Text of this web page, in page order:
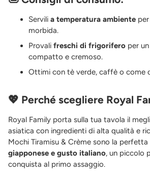
Servili a temperatura ambiente
morbida.
Provali freschi di frigorifero per
compatto e cremoso.
Ottimi con tè verde, caffè o come
💖 Perché scegliere Royal
Royal Family porta sulla tua tavola il
asiatica con ingredienti di alta qualità e
Mochi Tiramisu & Crème sono la
giapponese e gusto italiano, un piccolo
conquista al primo assaggio.